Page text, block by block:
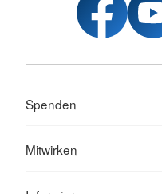
Spenden
Mitwirken